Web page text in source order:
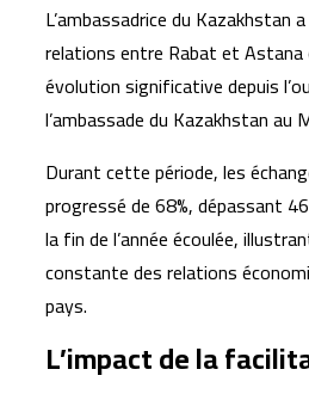
L’ambassadrice du Kazakhstan
relations entre Rabat et Astana
évolution significative depuis
l’ambassade du Kazakhstan au
Durant cette période, les
progressé de 68%, dépassant
la fin de l’année écoulée,
constante des relations
pays.
L’impact de la